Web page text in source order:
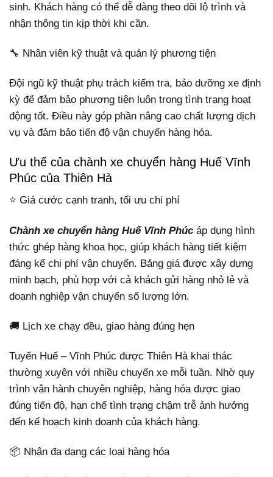
sinh. Khách hàng có thể dễ dàng theo dõi lộ trình và
nhận thông tin kịp thời khi cần.
🔧 Nhân viên kỹ thuật và quản lý phương tiện
Đội ngũ kỹ thuật phụ trách kiểm tra, bảo dưỡng xe định
kỳ để đảm bảo phương tiện luôn trong tình trạng hoạt
động tốt. Điều này góp phần nâng cao chất lượng dịch
vụ và đảm bảo tiến độ vận chuyển hàng hóa.
Ưu thế của chành xe chuyển hàng Huế Vĩnh
Phúc của Thiên Hà
⭐ Giá cước cạnh tranh, tối ưu chi phí
Chành xe chuyển hàng Huế Vĩnh Phúc áp dụng hình
thức ghép hàng khoa học, giúp khách hàng tiết kiệm
đáng kể chi phí vận chuyển. Bảng giá được xây dựng
minh bạch, phù hợp với cả khách gửi hàng nhỏ lẻ và
doanh nghiệp vận chuyển số lượng lớn.
🚚 Lịch xe chạy đều, giao hàng đúng hẹn
Tuyến Huế – Vĩnh Phúc được Thiên Hà khai thác
thường xuyên với nhiều chuyến xe mỗi tuần. Nhờ quy
trình vận hành chuyên nghiệp, hàng hóa được giao
đúng tiến độ, hạn chế tình trạng chậm trễ ảnh hưởng
đến kế hoạch kinh doanh của khách hàng.
📦 Nhận đa dạng các loại hàng hóa